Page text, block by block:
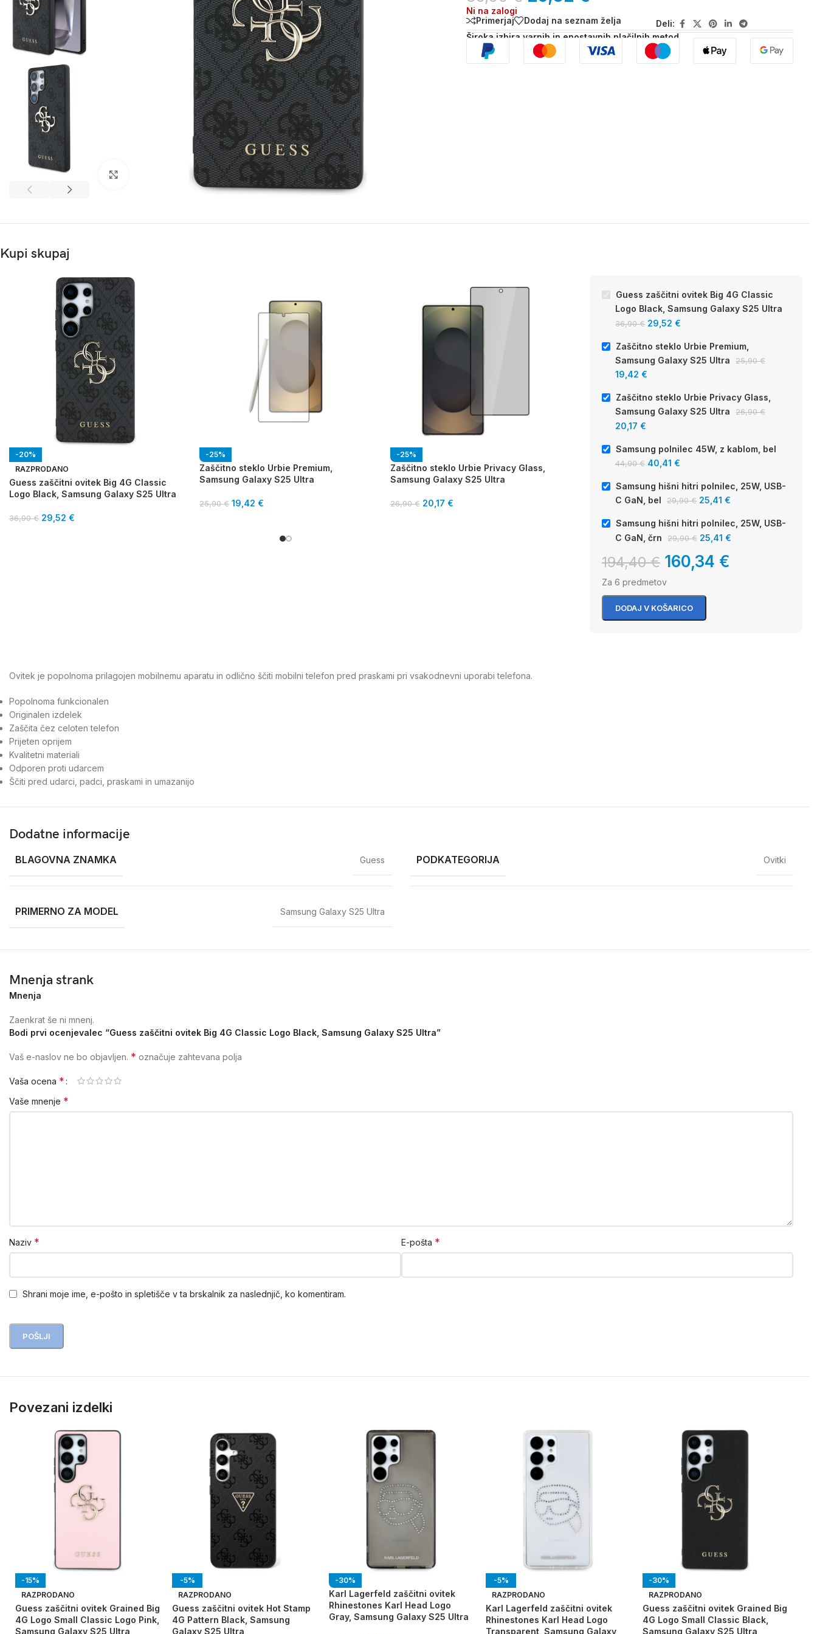
Kliknite za povečavo
Ni na zalogi
Primerjaj
Dodaj na seznam želja
Deli:
Široka izbira varnih in enostavnih plačilnih metod
Kupi skupaj
-20%
RAZPRODANO
Guess zaščitni ovitek Big 4G Classic
Logo Black, Samsung Galaxy S25 Ultra
36,90€ 29,52 €
-25%
Zaščitno steklo Urbie Premium,
Samsung Galaxy S25 Ultra
25,90€ 19,42 €
-25%
Zaščitno steklo Urbie Privacy Glass,
Samsung Galaxy S25 Ultra
26,90€ 20,17 €
-10%
RAZPRODANO
Samsung polnilec 45W, z kablom, bel
40,41€
Guess zaščitni ovitek Big 4G Classic
Logo Black, Samsung Galaxy S25 Ultra
36,90€ 29,52 €
Zaščitno steklo Urbie Premium,
Samsung Galaxy S25 Ultra
25,90€
19,42 €
Zaščitno steklo Urbie Privacy Glass,
Samsung Galaxy S25 Ultra
26,90€
20,17 €
Samsung polnilec 45W, z kablom, bel
44,90€ 40,41 €
Samsung hišni hitri polnilec, 25W, USB-
C GaN, bel
29,90€ 25,41 €
Samsung hišni hitri polnilec, 25W, USB-
C GaN, črn
29,90€ 25,41 €
194,40€ 160,34 €
Za 6 predmetov
DODAJ V KOŠARICO
Ovitek je popolnoma prilagojen mobilnemu aparatu in odlično ščiti mobilni telefon pred praskami pri vsakodnevni uporabi telefona.
Popolnoma funkcionalen
Originalen izdelek
Zaščita čez celoten telefon
Prijeten oprijem
Kvalitetni materiali
Odporen proti udarcem
Ščiti pred udarci, padci, praskami in umazanijo
Dodatne informacije
BLAGOVNA ZNAMKA Guess PODKATEGORIJA Ovitki
PRIMERNO ZA MODEL Samsung Galaxy S25 Ultra
Mnenja strank
Mnenja
Zaenkrat še ni mnenj.
Bodi prvi ocenjevalec “Guess zaščitni ovitek Big 4G Classic Logo Black, Samsung Galaxy S25 Ultra”
Vaš e-naslov ne bo objavljen. * označuje zahtevana polja
Vaša ocena *
Vaše mnenje *
Naziv * E-pošta *
Shrani moje ime, e-pošto in spletišče v ta brskalnik za naslednjič, ko komentiram.
Povezani izdelki
-15%
RAZPRODANO
Guess zaščitni ovitek Grained Big
4G Logo Small Classic Logo Pink,
Samsung Galaxy S25 Ultra
-5%
RAZPRODANO
Guess zaščitni ovitek Hot Stamp
4G Pattern Black, Samsung
Galaxy S25 Ultra
-30%
Karl Lagerfeld zaščitni ovitek
Rhinestones Karl Head Logo
Gray, Samsung Galaxy S25 Ultra
-5%
RAZPRODANO
Karl Lagerfeld zaščitni ovitek
Rhinestones Karl Head Logo
Transparent, Samsung Galaxy
-30%
RAZPRODANO
Guess zaščitni ovitek Grained Big
4G Logo Small Classic Black,
Samsung Galaxy S25 Ultra